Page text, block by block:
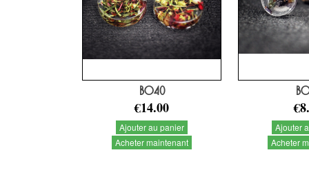
BO40
€14.00
Ajouter au panier
Acheter maintenant
Ajouter
Acheter